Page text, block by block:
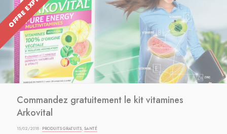
Commandez gratuitement le kit vitamines
Arkovital
15/02/2018 · PRODUITS GRATUITS, SANTÉ